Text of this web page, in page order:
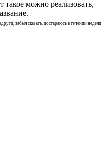
такое можно реализовать,
забыл сказать. постараюсь в течении недели